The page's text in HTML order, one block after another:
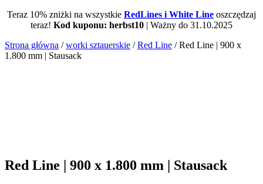
Teraz 10% zniżki na wszystkie RedLines i White Line oszczędzaj
teraz! Kod kuponu: herbst10 | Ważny do 31.10.2025
Strona główna /worki sztauerskie /Red Line / Red Line | 900 x
1.800 mm | Stausack
Red Line | 900 x 1.800 mm | Stausack